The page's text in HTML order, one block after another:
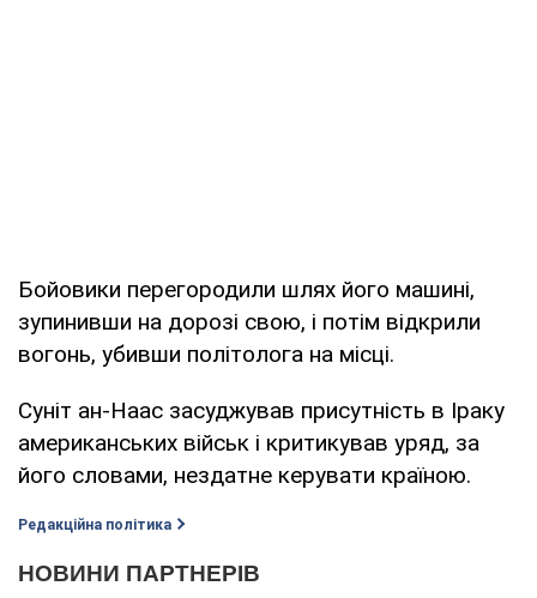
Бойовики перегородили шлях його машині,
зупинивши на дорозі свою, і потім відкрили
вогонь, убивши політолога на місці.
Суніт ан-Наас засуджував присутність в Іраку
американських військ і критикував уряд, за
його словами, нездатне керувати країною.
Редакційна політика